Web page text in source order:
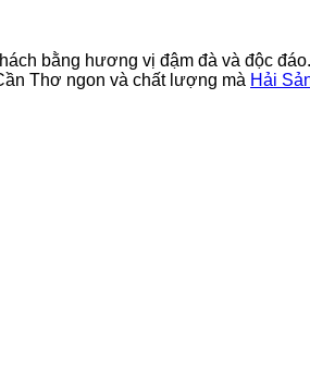
bằng hương vị đậm đà và độc
Thơ ngon và chất lượng mà Hải